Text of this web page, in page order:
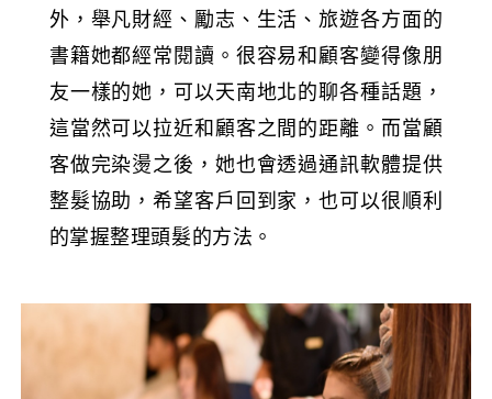
外，舉凡財經、勵志、生活、旅遊各方面的
書籍她都經常閱讀。很容易和顧客變得像朋
友一樣的她 ，可以天南地北的聊各種話題，
這當然可以拉近和顧客之間的距離。而當顧
客做完染燙之後，她也會透過通訊軟體提供
整髮協助，希望客戶回到家，也可以很順利
的掌握整理頭髮的方法。